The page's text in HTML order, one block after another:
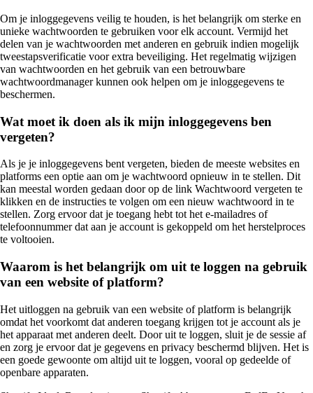
Om je inloggegevens veilig te houden, is het belangrijk om sterke en
unieke wachtwoorden te gebruiken voor elk account. Vermijd het
delen van je wachtwoorden met anderen en gebruik indien mogelijk
tweestapsverificatie voor extra beveiliging. Het regelmatig wijzigen
van wachtwoorden en het gebruik van een betrouwbare
wachtwoordmanager kunnen ook helpen om je inloggegevens te
beschermen.
Wat moet ik doen als ik mijn inloggegevens ben
vergeten?
Als je je inloggegevens bent vergeten, bieden de meeste websites en
platforms een optie aan om je wachtwoord opnieuw in te stellen. Dit
kan meestal worden gedaan door op de link Wachtwoord vergeten te
klikken en de instructies te volgen om een nieuw wachtwoord in te
stellen. Zorg ervoor dat je toegang hebt tot het e-mailadres of
telefoonnummer dat aan je account is gekoppeld om het herstelproces
te voltooien.
Waarom is het belangrijk om uit te loggen na gebruik
van een website of platform?
Het uitloggen na gebruik van een website of platform is belangrijk
omdat het voorkomt dat anderen toegang krijgen tot je account als je
het apparaat met anderen deelt. Door uit te loggen, sluit je de sessie af
en zorg je ervoor dat je gegevens en privacy beschermd blijven. Het is
een goede gewoonte om altijd uit te loggen, vooral op gedeelde of
openbare apparaten.